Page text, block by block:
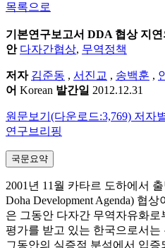
목록으로
기본연구보고서 DDA 협상 지
안 다자간협상, 무역정책
저자 김준동 , 서진교 , 송백훈 ,
어 Korean 발간일 2012.12.31
원문보기(다운로드:3,769) 저자
연구브리핑
국문요약
2001년 11월 카타르 도하에서
Doha Development Agenda) 협
은 그동안 다자간 무역자유화
평가를 받고 있는 한국으로서
그동안의 실증적 분석에서 입